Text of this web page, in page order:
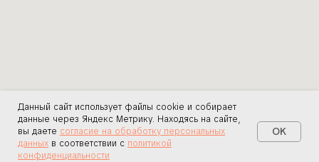
Данный сайт использует файлы cookie и собирает
данные через Яндекс Метрику. Находясь на сайте,
вы даете согласие на обработку персональных
данных в соответствии с политикой
конфиденциальности
OK